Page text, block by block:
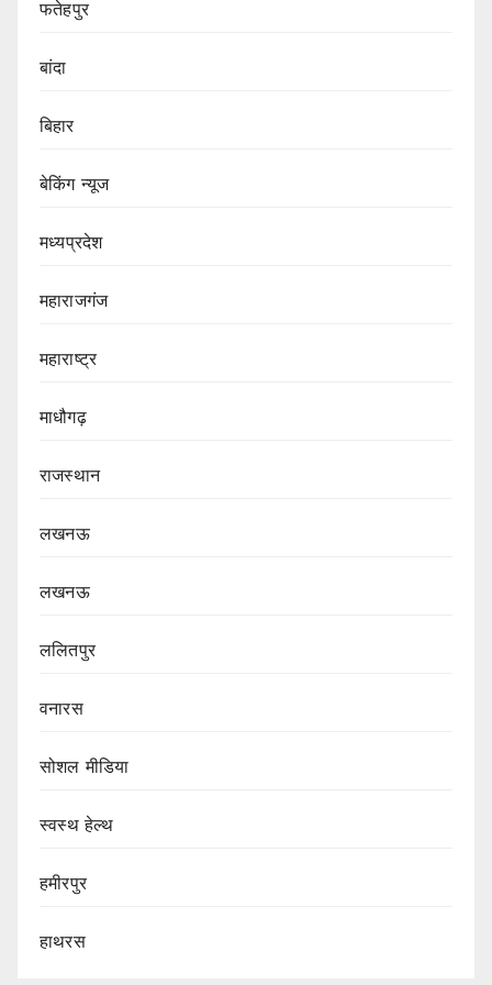
फतेहपुर
बांदा
बिहार
बेकिंग न्यूज
मध्यप्रदेश
महाराजगंज
महाराष्ट्र
माधौगढ़
राजस्थान
लखनऊ
लखनऊ
ललितपुर
वनारस
सोशल मीडिया
स्वस्थ हेल्थ
हमीरपुर
हाथरस